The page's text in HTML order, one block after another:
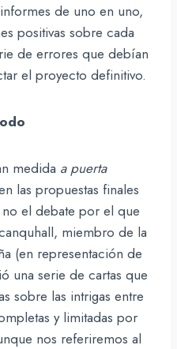
de uno en uno,
positivas sobre cada
de errores que debían
el proyecto definitivo.
medida a puerta
las propuestas finales
el debate por el que
miembro de la
(en representación de
una serie de cartas que
sobre las intrigas entre
y limitadas por
nos referiremos al